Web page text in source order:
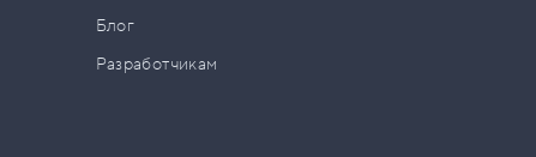
Блог
Разработчикам